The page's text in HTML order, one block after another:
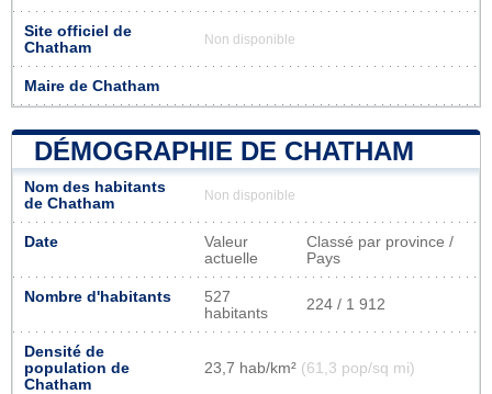
Site officiel de
Chatham
Non disponible
Maire de Chatham
DÉMOGRAPHIE DE CHATHAM
Nom des habitants
de Chatham
Non disponible
Date
Valeur
actuelle
Classé par province /
Pays
Nombre d'habitants
527
habitants
224 / 1 912
Densité de
population de
Chatham
23,7 hab/km² (61,3 pop/sq mi)